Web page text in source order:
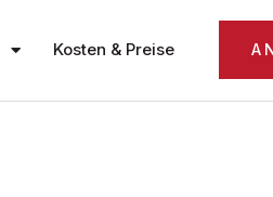
Kosten & Preise